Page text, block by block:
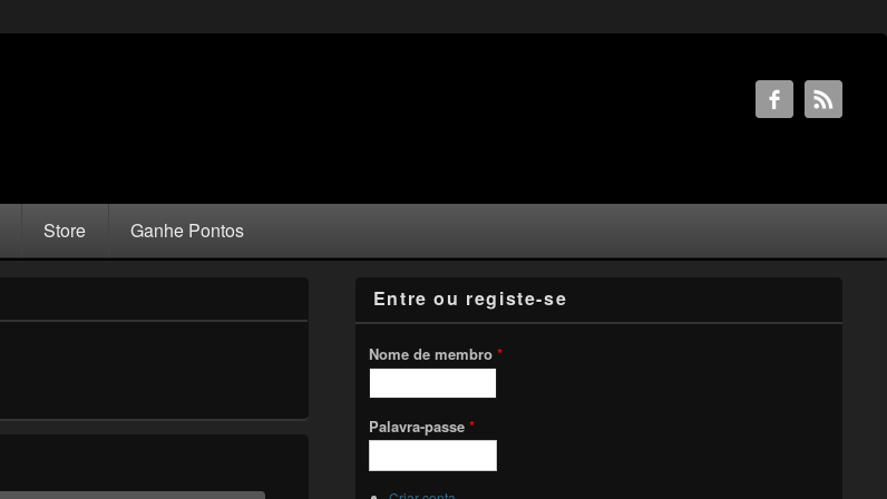
Store Ganhe Pontos
Entre ou registe-se
Nome de membro *
Palavra-passe *